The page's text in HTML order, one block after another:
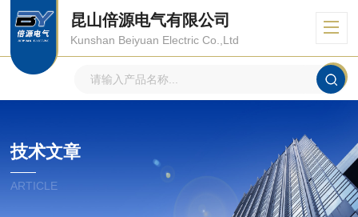
昆山倍源电气有限公司
Kunshan Beiyuan Electric Co.,Ltd
技术文章
ARTICLE